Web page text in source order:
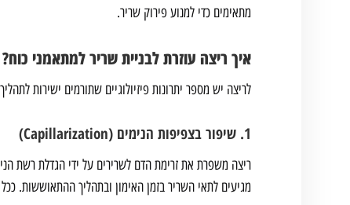
מתאימים כדי למנוע פירוק שריר.
איך ריצה עוזרת לבניית שריר למתאמני כוח?
לריצה יש מספר יתרונות פיזיולוגיים שתורמים ישירות
1. שיפור בצפיפות הנימים (Capillarization)
ריצה משפרת את זרימת הדם לשרירים על ידי הגדלת רשת
מגיעים לתאי השריר בזמן האימון ובתהליך ההתאוששות.